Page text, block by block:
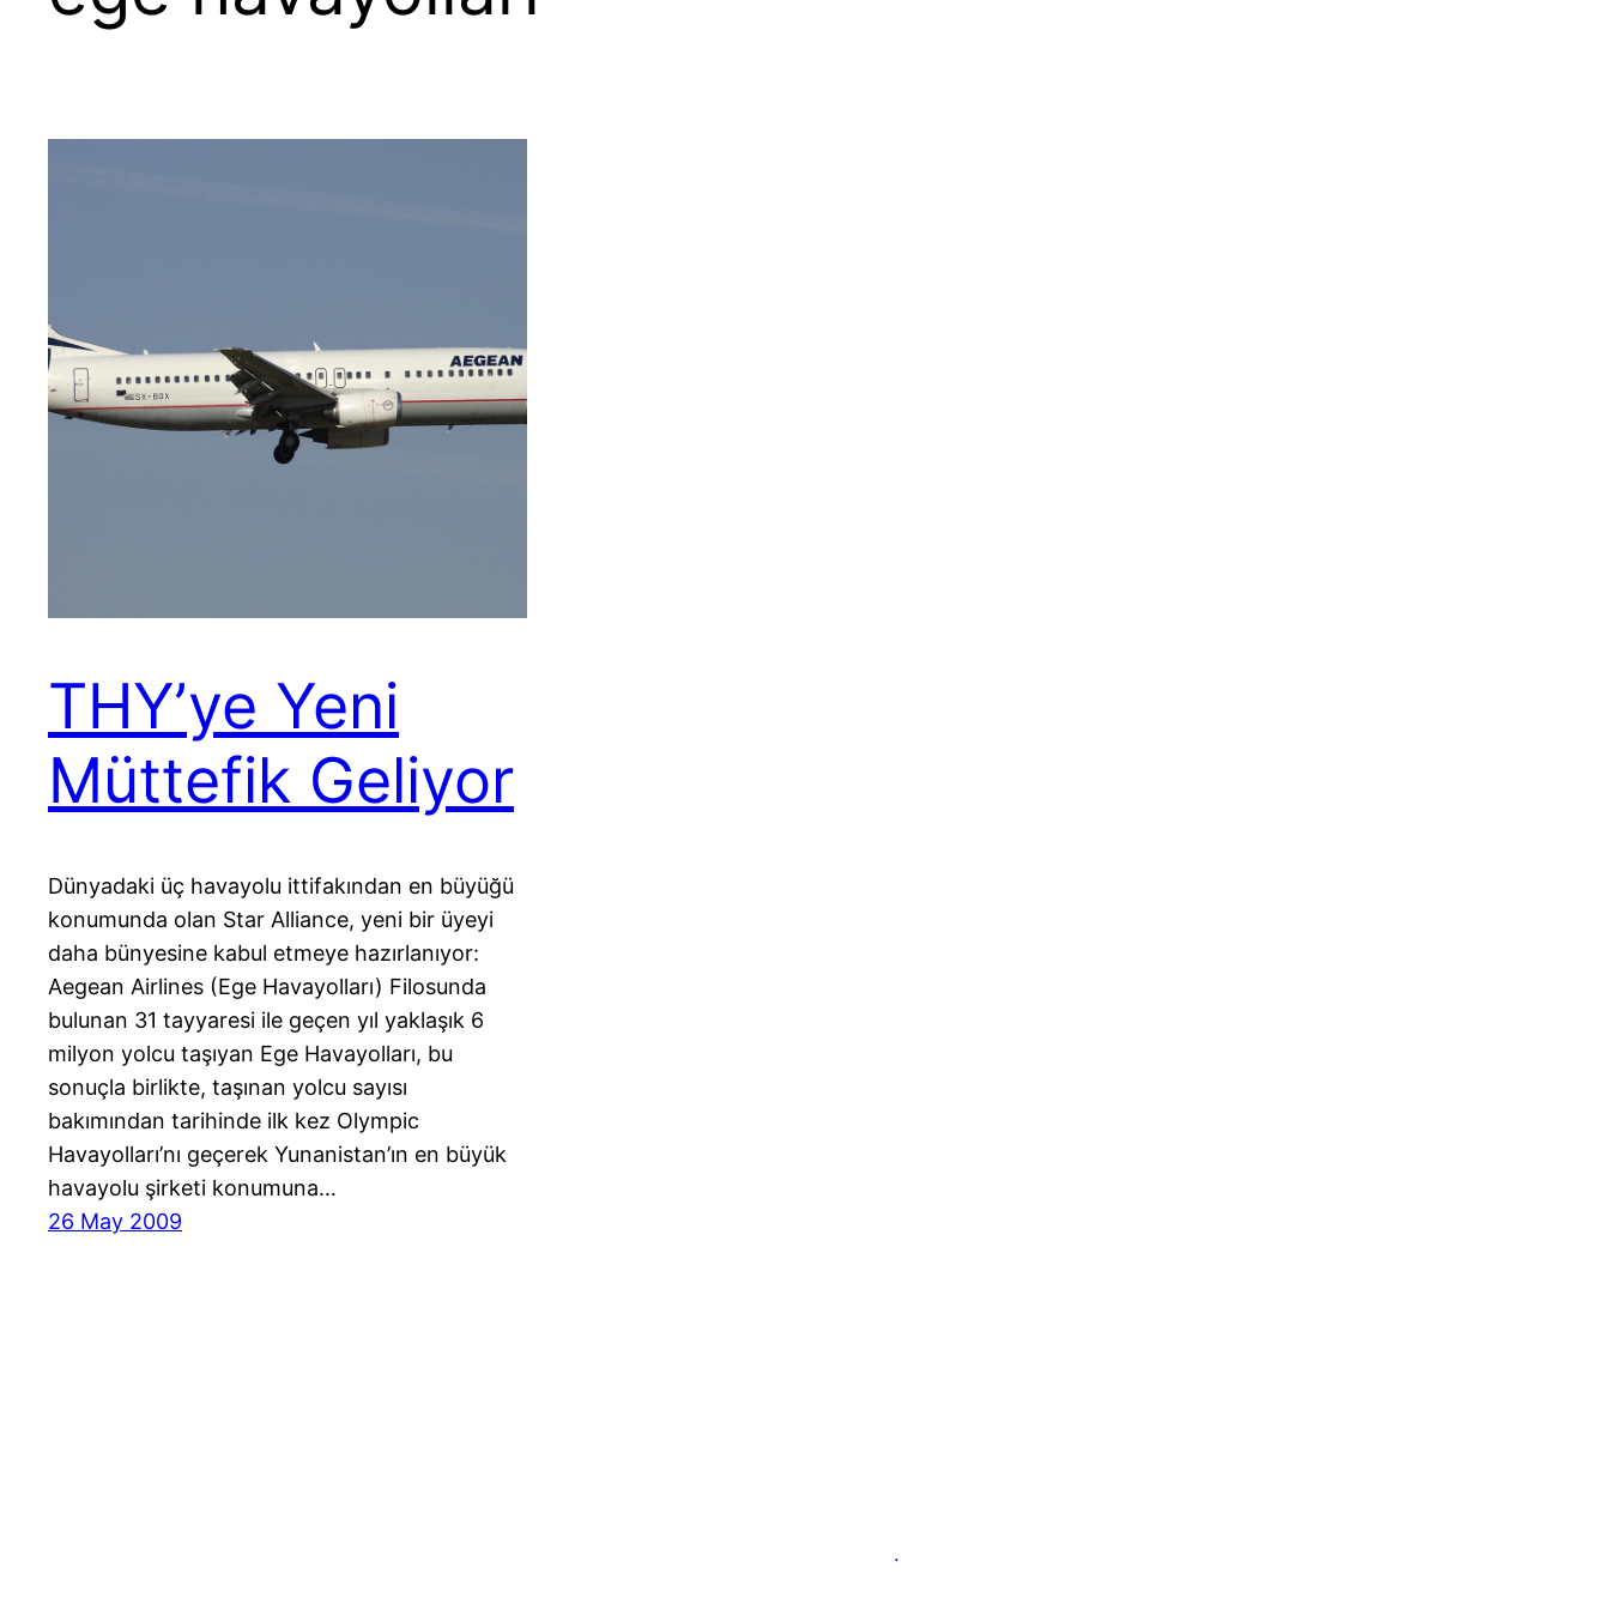
THY’ye Yeni
Müttefik Geliyor
Dünyadaki üç havayolu ittifakından en büyüğü
konumunda olan Star Alliance, yeni bir üyeyi
daha bünyesine kabul etmeye hazırlanıyor:
Aegean Airlines (Ege Havayolları) Filosunda
bulunan 31 tayyaresi ile geçen yıl yaklaşık 6
milyon yolcu taşıyan Ege Havayolları, bu
sonuçla birlikte, taşınan yolcu sayısı
bakımından tarihinde ilk kez Olympic
Havayolları’nı geçerek Yunanistan’ın en büyük
havayolu şirketi konumuna…
26 May 2009
İletişim